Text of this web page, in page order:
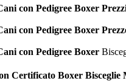
con Pedigree Boxer
con Pedigree Boxer
con Pedigree Boxer
Certificato Boxer Bisceglie